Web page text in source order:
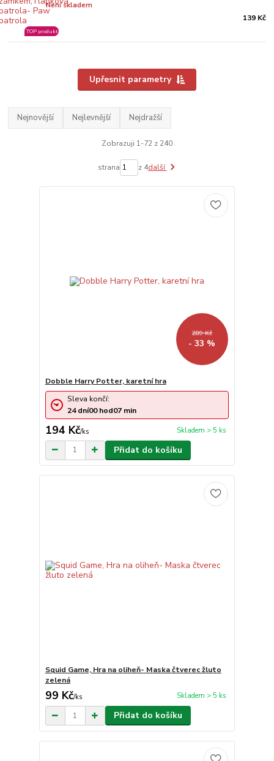
Není skladem
TOP produkt
139 Kč
Upřesnit parametry
Nejnovější Nejlevnější Nejdražší
Zobrazuji 1-72 z 240
strana z 4další
289 Kč
- 33 %
Dobble Harry Potter, karetní hra
194 Kč/ks Skladem > 5 ks
Sleva končí:
24 dní00hod07 min
Přidat do košíku
Squid Game, Hra na oliheň- Maska čtverec žluto
zelená
99 Kč/ks Skladem > 5 ks
Přidat do košíku